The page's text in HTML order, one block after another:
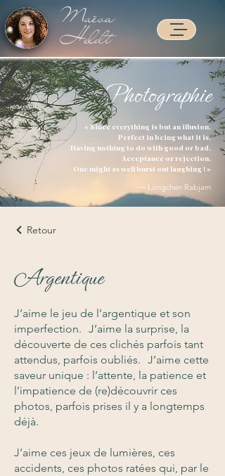
Maëva
Heldt
Accueil > Photographie
« Since everything is but an illusion,
Perfect in being what it is,
Having nothing to do with good or bad,
Acceptance or rejection,
One might as well burst out laughing ! »
― Longchen Rabjam
Retour
Argentique
J’aime le jeu de l’argentique et son
imperfection. J’aime la surprise, la
découverte de ces clichés parfois tant
attendus, parfois oubliés. J’aime cette
saveur unique : l’attente, la patience et
l’impatience de (re)découvrir ces
photos, parfois prises il y a longtemps
déjà.
J’aime ces jeux de lumières, ces
accidents, ces photos ratées qui, par le